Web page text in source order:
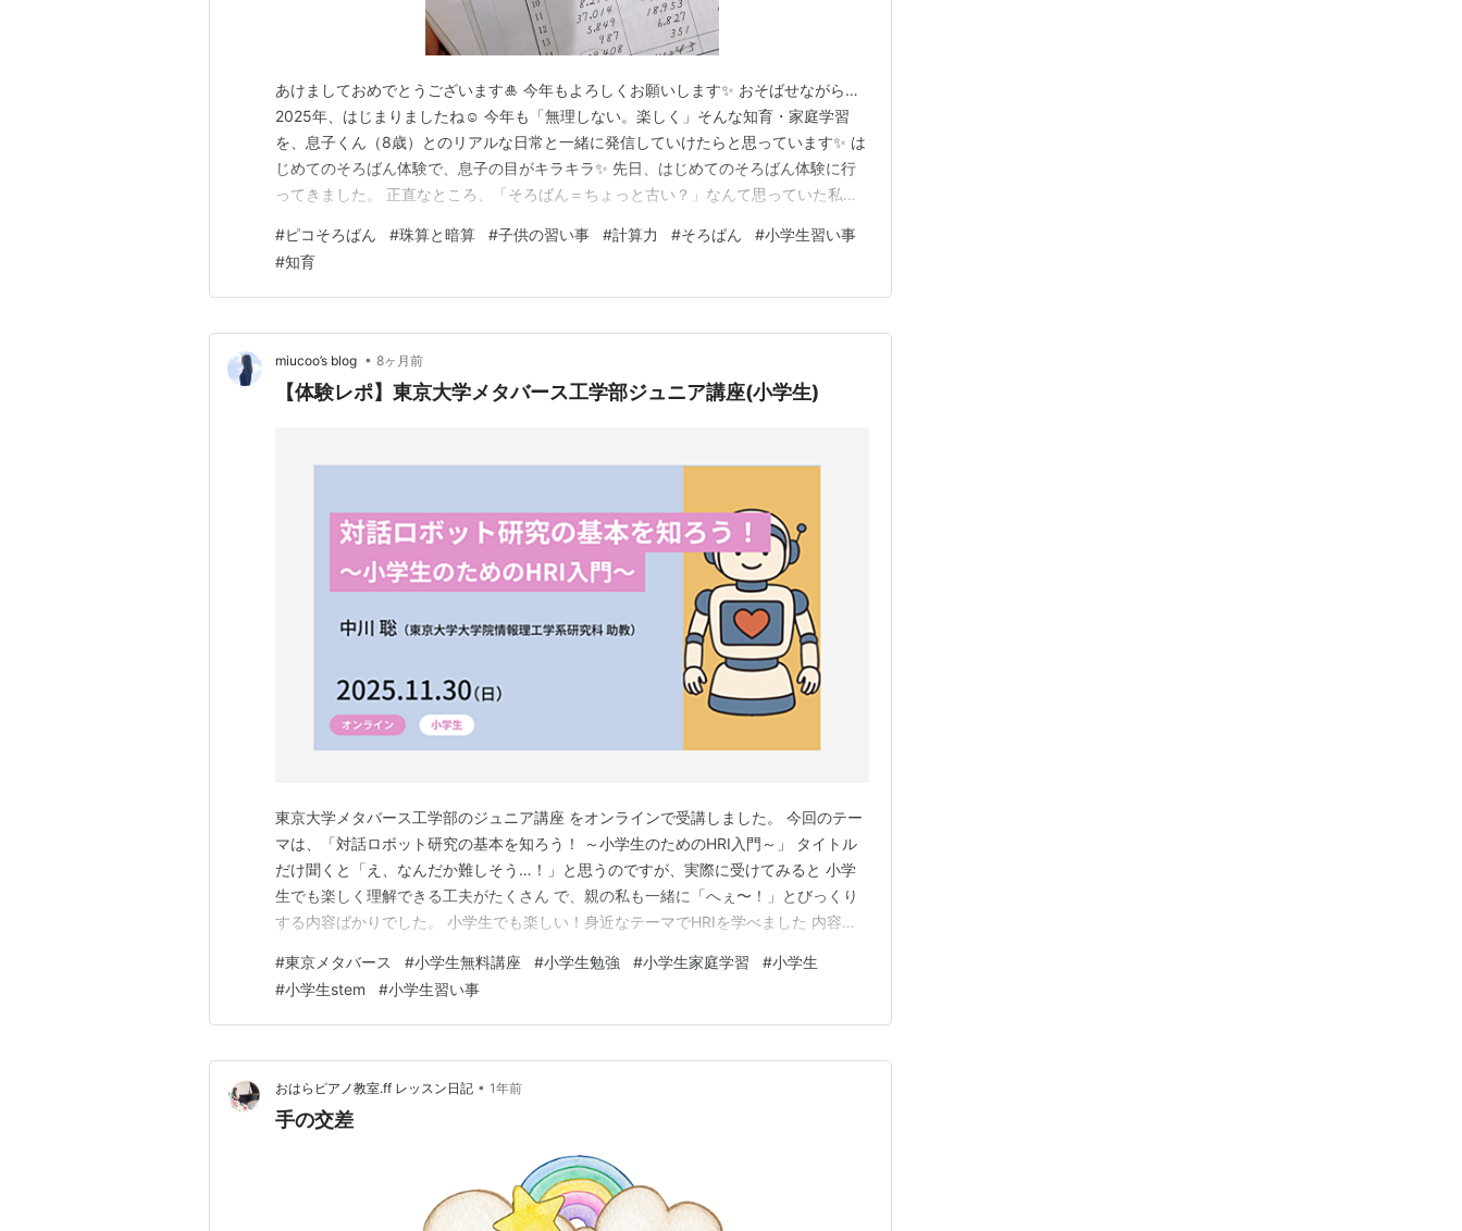
あけましておめでとうございます🎍 今年もよろしくお願いします✨ おそばせながら…
2025年、はじまりましたね☺️ 今年も「無理しない。楽しく」そんな知育・家庭学習
を、息子くん（8歳）とのリアルな日常と一緒に発信していけたらと思っています✨ は
じめてのそろばん体験で、息子の目がキラキラ✨ 先日、はじめてのそろばん体験に行
ってきました。 正直なところ、「そろばん＝ちょっと古い？」なんて思っていた私で
「やりたーーーーい！そろばん買って！！」 即決😂 実はわたし、元そろばん経験者 こ
こでひとつ、カミングアウト。 実はわたし、…
#ピコそろばん #珠算と暗算 #子供の習い事 #計算力 #そろばん #小学生習い事
#知育
miucoo’s blog • 8ヶ月前
【体験レポ】東京大学メタバース工学部ジュニア講座(小学生)
東京大学メタバース工学部のジュニア講座 をオンラインで受講しました。 今回のテー
マは、「対話ロボット研究の基本を知ろう！ ～小学生のためのHRI入門～」 タイトル
だけ聞くと「え、なんだか難しそう…！」と思うのですが、実際に受けてみると 小学
生でも楽しく理解できる工夫がたくさん で、親の私も一緒に「へぇ〜！」とびっくり
する内容ばかりでした。 小学生でも楽しい！身近なテーマでHRIを学べました 内容は
りやすく教えてくれました。 正直、ところどころ専門用語もあったので、小学２年生
には「ん？」となる部分もありましたが（笑）ク…
#東京メタバース #小学生無料講座 #小学生勉強 #小学生家庭学習 #小学生
#小学生stem #小学生習い事
おはらピアノ教室.ff レッスン日記 • 1年前
手の交差